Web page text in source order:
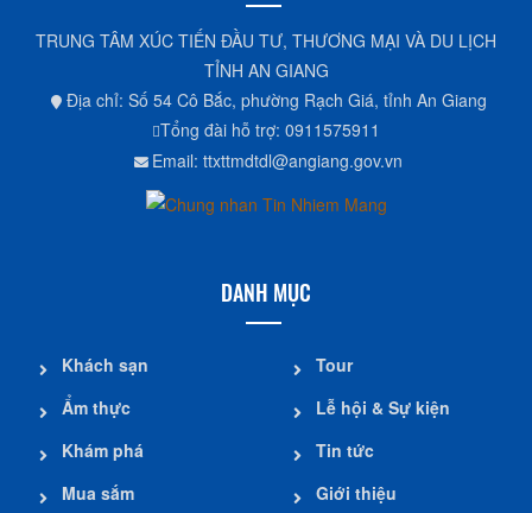
TRUNG TÂM XÚC TIẾN ĐẦU TƯ, THƯƠNG MẠI VÀ DU LỊCH
TỈNH AN GIANG
Địa chỉ: Số 54 Cô Bắc, phường Rạch Giá, tỉnh An Giang
Tổng đài hỗ trợ: 0911575911
Email: ttxttmdtdl@angiang.gov.vn
DANH MỤC
Khách sạn
Ẩm thực
Khám phá
Mua sắm
Tour
Lễ hội & Sự kiện
Tin tức
Giới thiệu